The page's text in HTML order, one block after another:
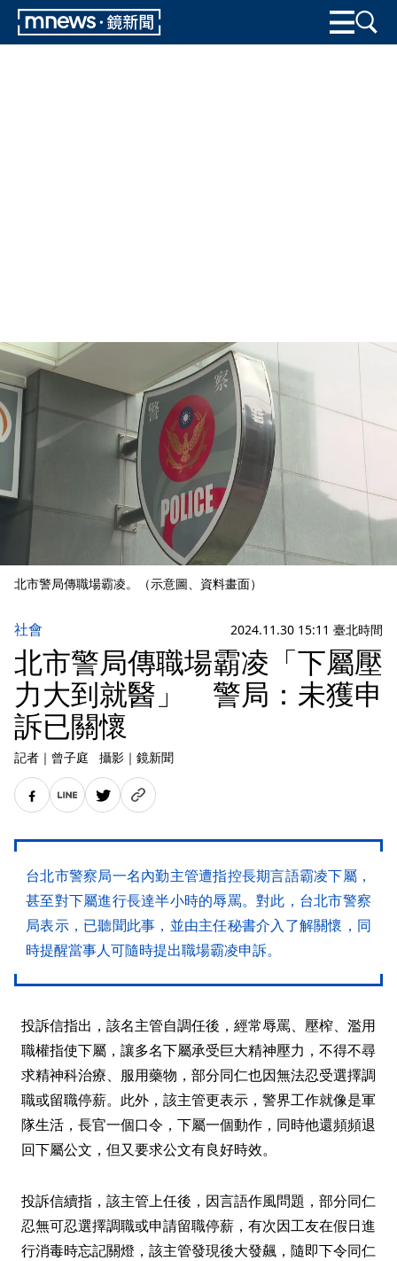
北市警局傳職場霸凌。（示意圖、資料畫面）
社會 2024.11.30 15:11 臺北時間
北市警局傳職場霸凌「下屬壓
力大到就醫」 警局：未獲申
訴已關懷
記者 ｜ 曾子庭 攝影 ｜ 鏡新聞
台北市警察局一名內勤主管遭指控長期言語霸凌下屬，
甚至對下屬進行長達半小時的辱罵。對此，台北市警察
局表示，已聽聞此事，並由主任秘書介入了解關懷，同
時提醒當事人可隨時提出職場霸凌申訴。
投訴信指出，該名主管自調任後，經常辱罵、壓榨、濫用
職權指使下屬，讓多名下屬承受巨大精神壓力，不得不尋
求精神科治療、服用藥物，部分同仁也因無法忍受選擇調
職或留職停薪。此外，該主管更表示，警界工作就像是軍
隊生活，長官一個口令，下屬一個動作，同時他還頻頻退
回下屬公文，但又要求公文有良好時效。
投訴信續指，該主管上任後，因言語作風問題，部分同仁
忍無可忍選擇調職或申請留職停薪，有次因工友在假日進
行消毒時忘記關燈，該主管發現後大發飆，隨即下令同仁